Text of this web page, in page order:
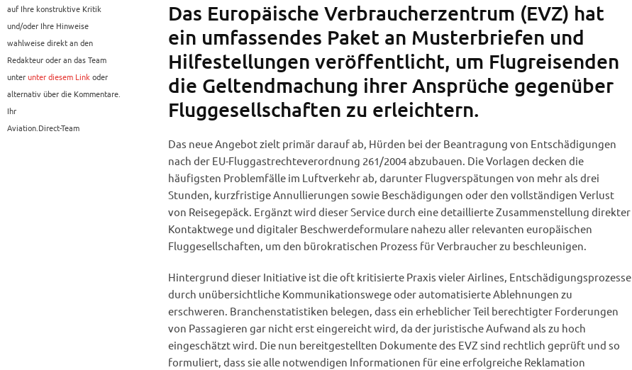
auf Ihre konstruktive Kritik
und/oder Ihre Hinweise
wahlweise direkt an den
Redakteur oder an das Team
unterunter diesem Link oder
alternativ über die Kommentare.
Ihr
Aviation.Direct-Team
Das Europäische Verbraucherzentrum (EVZ) hat
ein umfassendes Paket an Musterbriefen und
Hilfestellungen veröffentlicht, um Flugreisenden
die Geltendmachung ihrer Ansprüche gegenüber
Fluggesellschaften zu erleichtern.
Das neue Angebot zielt primär darauf ab, Hürden bei der Beantragung von Entschädigungen
nach der EU-Fluggastrechteverordnung 261/2004 abzubauen. Die Vorlagen decken die
häufigsten Problemfälle im Luftverkehr ab, darunter Flugverspätungen von mehr als drei
Stunden, kurzfristige Annullierungen sowie Beschädigungen oder den vollständigen Verlust
von Reisegepäck. Ergänzt wird dieser Service durch eine detaillierte Zusammenstellung direkter
Kontaktwege und digitaler Beschwerdeformulare nahezu aller relevanten europäischen
Fluggesellschaften, um den bürokratischen Prozess für Verbraucher zu beschleunigen.
Hintergrund dieser Initiative ist die oft kritisierte Praxis vieler Airlines, Entschädigungsprozesse
durch unübersichtliche Kommunikationswege oder automatisierte Ablehnungen zu
erschweren. Branchenstatistiken belegen, dass ein erheblicher Teil berechtigter Forderungen
von Passagieren gar nicht erst eingereicht wird, da der juristische Aufwand als zu hoch
eingeschätzt wird. Die nun bereitgestellten Dokumente des EVZ sind rechtlich geprüft und so
formuliert, dass sie alle notwendigen Informationen für eine erfolgreiche Reklamation